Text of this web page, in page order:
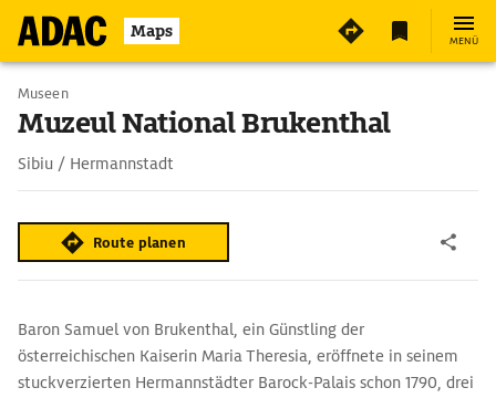
Maps MENÜ
Museen
Muzeul National Brukenthal
Sibiu / Hermannstadt
Route planen
Baron Samuel von Brukenthal, ein Günstling der
österreichischen Kaiserin Maria Theresia, eröffnete in seinem
stuckverzierten Hermannstädter Barock-Palais schon 1790, drei